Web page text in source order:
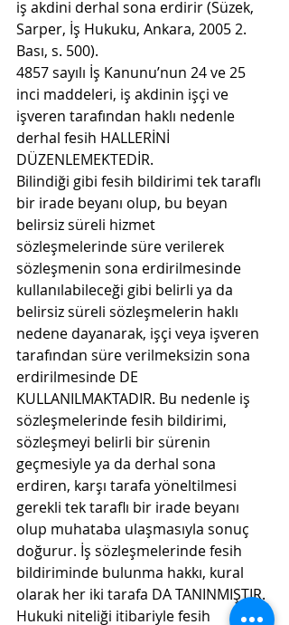
iş akdini derhal sona erdirir (Süzek,
Sarper, İş Hukuku, Ankara, 2005 2.
Bası, s. 500).
4857 sayılı İş Kanunu’nun 24 ve 25
inci maddeleri, iş akdinin işçi ve
işveren tarafından haklı nedenle
derhal fesih HALLERİNİ
DÜZENLEMEKTEDİR.
Bilindiği gibi fesih bildirimi tek taraflı
bir irade beyanı olup, bu beyan
belirsiz süreli hizmet
sözleşmelerinde süre verilerek
sözleşmenin sona erdirilmesinde
kullanılabileceği gibi belirli ya da
belirsiz süreli sözleşmelerin haklı
nedene dayanarak, işçi veya işveren
tarafından süre verilmeksizin sona
erdirilmesinde DE
KULLANILMAKTADIR. Bu nedenle iş
sözleşmelerinde fesih bildirimi,
sözleşmeyi belirli bir sürenin
geçmesiyle ya da derhal sona
erdiren, karşı tarafa yöneltilmesi
gerekli tek taraflı bir irade beyanı
olup muhataba ulaşmasıyla sonuç
doğurur. İş sözleşmelerinde fesih
bildiriminde bulunma hakkı, kural
olarak her iki tarafa DA TANINMIŞTIR.
Hukuki niteliği itibariyle fesih